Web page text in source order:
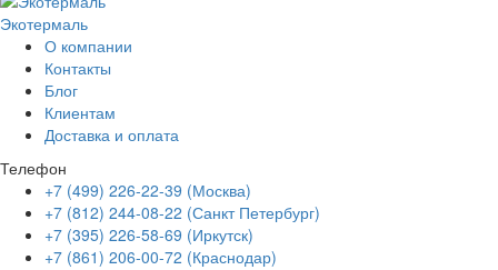
Экотермаль
О компании
Контакты
Блог
Клиентам
Доставка и оплата
Телефон
+7 (499) 226-22-39 (Москва)
+7 (812) 244-08-22 (Санкт Петербург)
+7 (395) 226-58-69 (Иркутск)
+7 (861) 206-00-72 (Краснодар)